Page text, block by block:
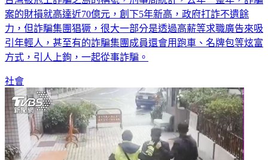
案的財損就高達近70億元，創下5年新高，政府打詐不遺餘
力，但詐騙集團猖獗，很大一部分是透過高薪等求職廣告來吸
引年輕人，甚至有的詐騙集團成員還會用跑車、名牌包等炫富
方式，引人上鉤，一起從事詐騙。
社會